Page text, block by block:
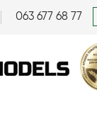
063 677 68 77